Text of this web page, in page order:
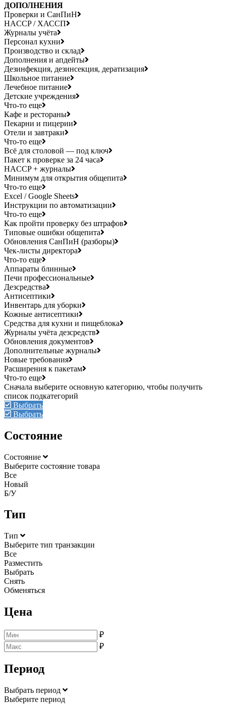
ДОПОЛНЕНИЯ
Проверки и СанПиН
HACCP / ХАССП
Журналы учёта
Персонал кухни
Производство и склад
Дополнения и апдейты
Дезинфекция, дезинсекция, дератизация
Школьное питание
Лечебное питание
Детские учреждения
Что-то еще
Кафе и рестораны
Пекарни и пицерии
Отели и завтраки
Что-то еще
Всё для столовой — под ключ
Пакет к проверке за 24 часа
HACCP + журналы
Минимум для открытия общепита
Что-то еще
Excel / Google Sheets
Инструкции по автоматизации
Что-то еще
Как пройти проверку без штрафов
Типовые ошибки общепита
Обновления СанПиН (разборы)
Чек-листы директора
Что-то еще
Аппараты блинные
Печи профессиональные
Дезсредства
Антисептики
Инвентарь для уборки
Кожные антисептики
Средства для кухни и пищеблока
Журналы учёта дезсредств
Обновления документов
Дополнительные журналы
Новые требования
Расширения к пакетам
Что-то еще
Выбрать
Выбрать
Состояние
Состояние
Выберите состояние товара
Все
Новый
Б/У
Тип
Тип
Выберите тип транзакции
Все
Разместить
Выбрать
Снять
Обменяться
Цена
₽
₽
Период
Выбрать период
Выберите период